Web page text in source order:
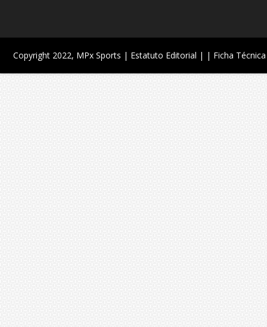
Copyright 2022, MPx Sports | Estatuto Editorial | | Ficha